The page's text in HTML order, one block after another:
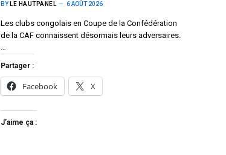
BY LE HAUTPANEL 6 AOÛT 2026
Les clubs congolais en Coupe de la Confédération
de la CAF connaissent désormais leurs adversaires.
…
Partager :
Facebook X
J’aime ça :